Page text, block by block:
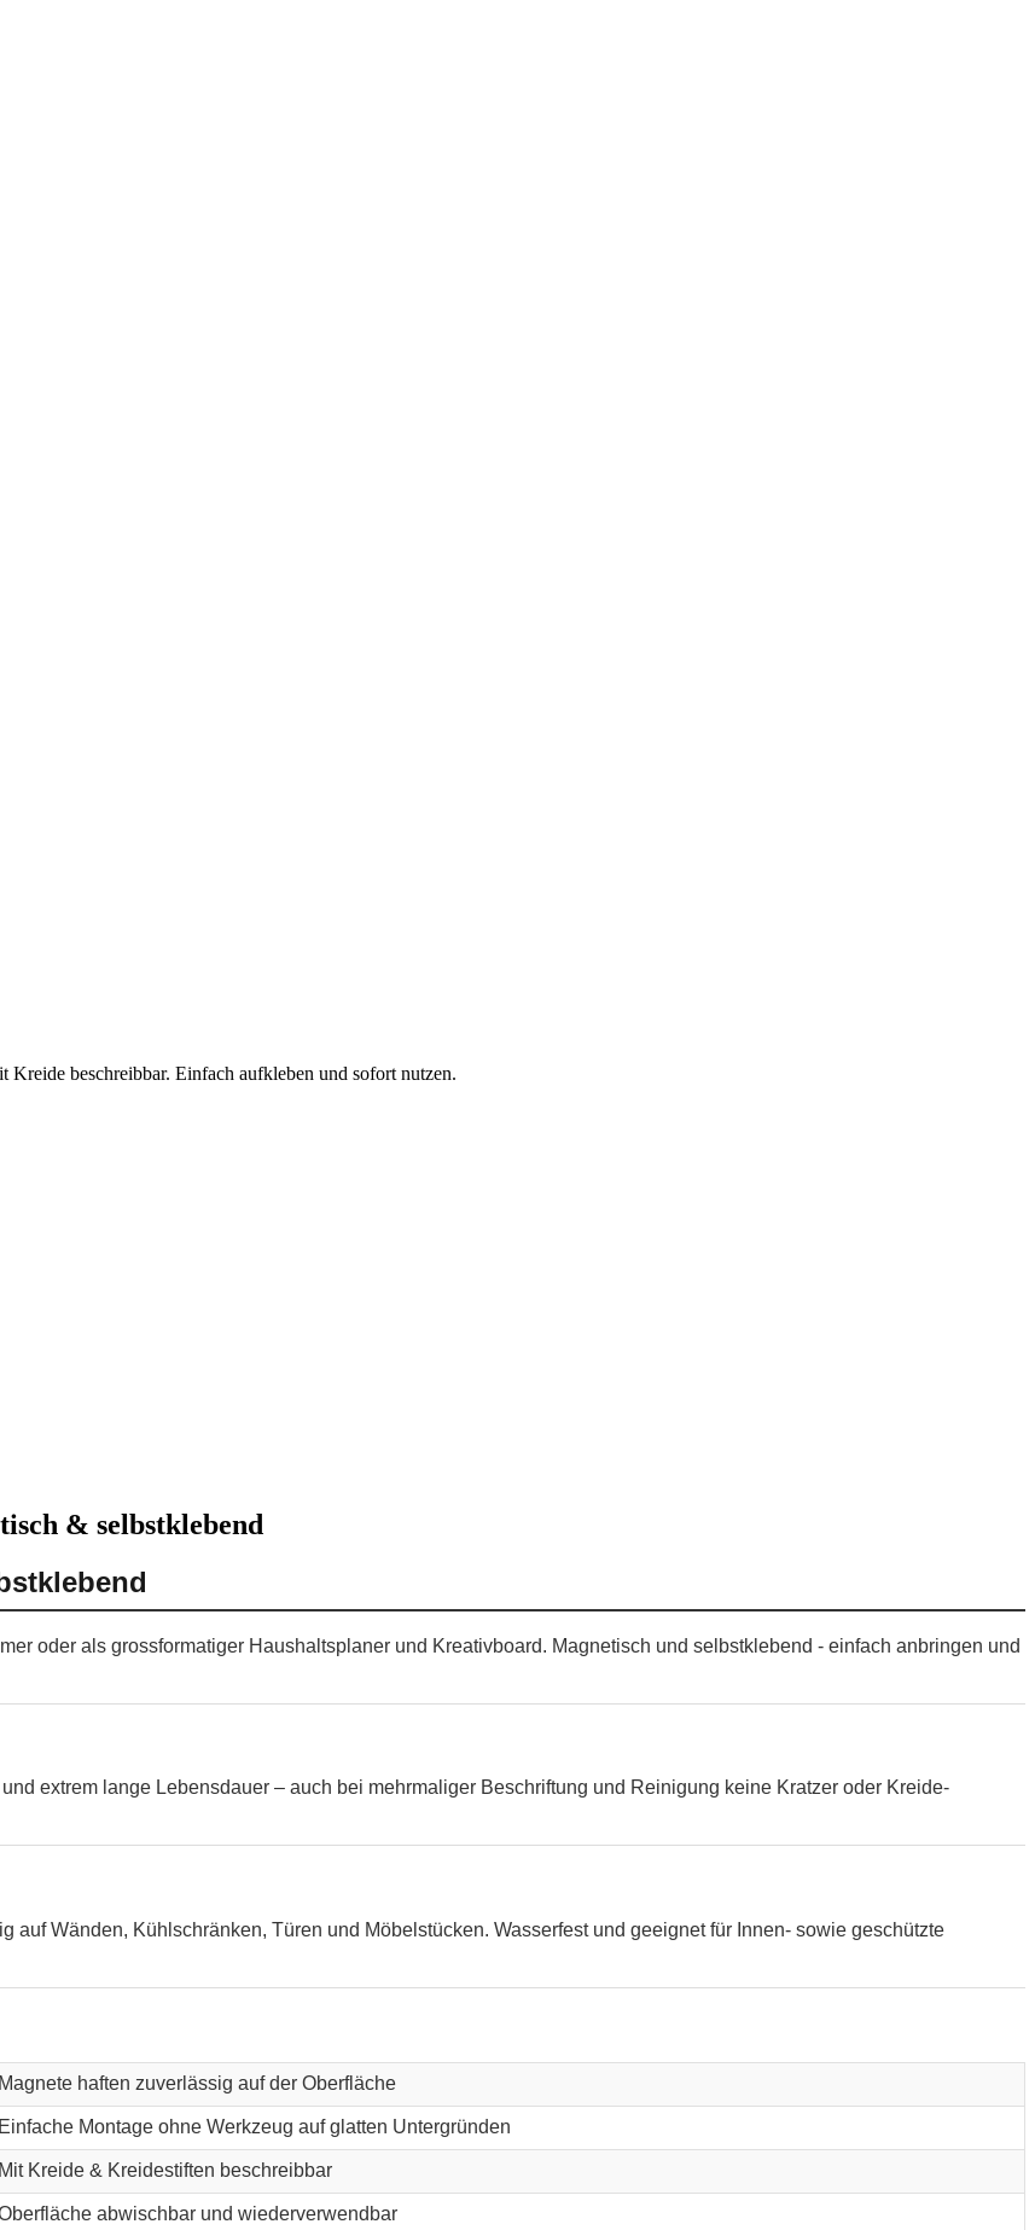
beschreibbar. Einfach aufkleben und sofort nutzen.
& selbstklebend
oder als grossformatiger Haushaltsplaner und Kreativboard. Magnetisch und selbstklebend - einfach anbringen und
extrem lange Lebensdauer – auch bei mehrmaliger Beschriftung und Reinigung keine Kratzer oder Kreide-
Wänden, Kühlschränken, Türen und Möbelstücken. Wasserfest und geeignet für Innen- sowie geschützte
Magnete haften zuverlässig auf der Oberfläche
Einfache Montage ohne Werkzeug auf glatten Untergründen
Mit Kreide & Kreidestiften beschreibbar
abwischbar und wiederverwendbar